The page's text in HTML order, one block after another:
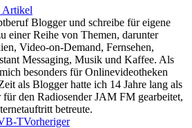
Artikel
Blogger und schreibe für eigene
einer Reihe von Themen, darunter
Video-on-Demand, Fernsehen,
Messaging, Musik und Kaffee. Als
besonders für Onlinevideotheken
als Blogger hatte ich 14 Jahre lang als
den Radiosender JAM FM gearbeitet,
betreute.
Vorheriger